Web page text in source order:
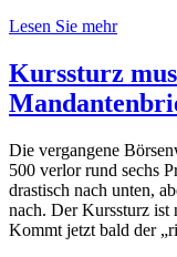
Lesen Sie mehr
Kurssturz
Die vergangene
500 verlor rund sechs
drastisch nach unten,
nach. Der Kurssturz ist
Kommt jetzt bald der